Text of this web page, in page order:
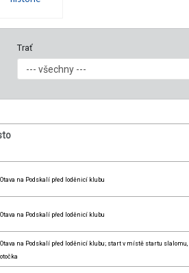
Trať
na Podskalí před loděnicí klubu
na Podskalí před loděnicí klubu
na Podskalí před loděnicí klubu; start v místě startu slalomu,